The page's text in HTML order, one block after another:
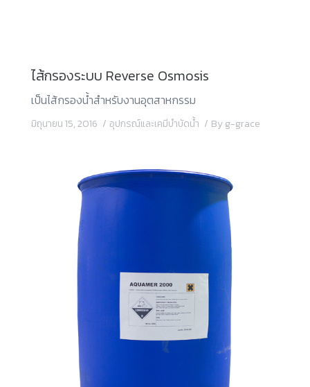
ไส้กรองระบบ Reverse Osmosis
เป็นไส้กรองน้ำสำหรับงานอุตสาหกรรม
มิถุนายน 15, 2016 อุปกรณ์และเคมีบำบัดน้ำ Byg-grace